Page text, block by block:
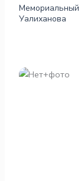
Мемориальный
Уалиханова